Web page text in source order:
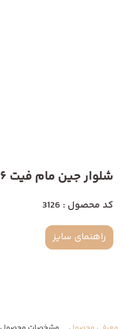
شلوار جین مام فیت 3126
کد محصول : 3126
راهنمای سایز